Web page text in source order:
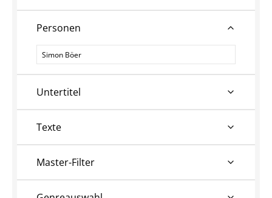
Personen
Personen
Untertitel
Texte
Master-Filter